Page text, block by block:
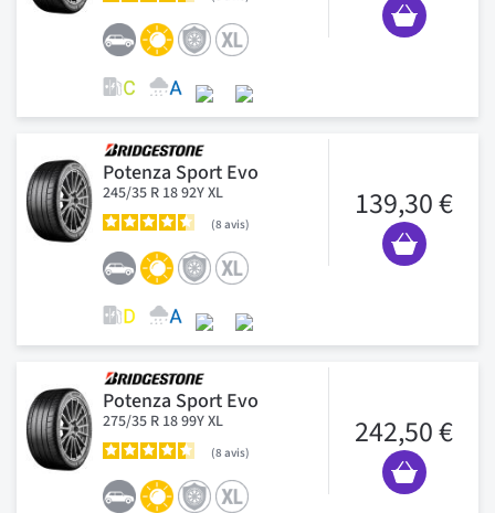
Potenza Sport Evo
245/35 R 18 92Y XL
8 avis
139,30 €
Potenza Sport Evo
275/35 R 18 99Y XL
8 avis
242,50 €